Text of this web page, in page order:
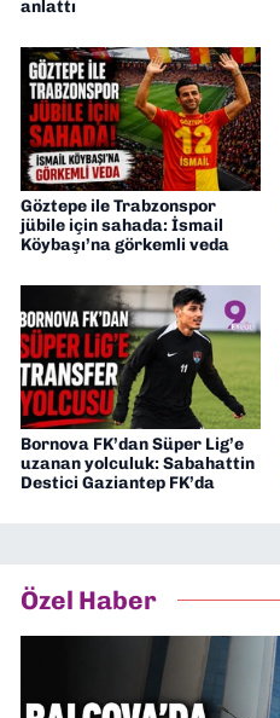
anlattı
Göztepe ile Trabzonspor
jübile için sahada: İsmail
Köybaşı’na görkemli veda
Bornova FK’dan Süper Lig’e
uzanan yolculuk: Sabahattin
Destici Gaziantep FK’da
Özel Haber